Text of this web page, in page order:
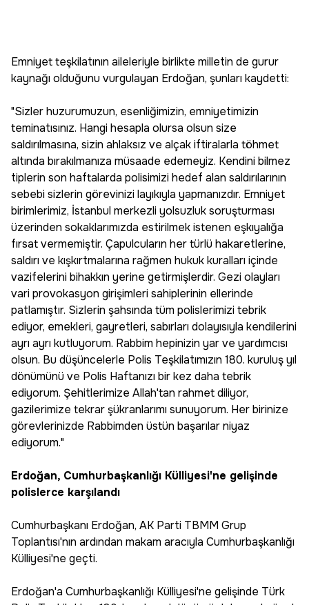
Emniyet teşkilatının aileleriyle birlikte milletin de gurur
kaynağı olduğunu vurgulayan Erdoğan, şunları kaydetti:
"Sizler huzurumuzun, esenliğimizin, emniyetimizin
teminatısınız. Hangi hesapla olursa olsun size
saldırılmasına, sizin ahlaksız ve alçak iftiralarla töhmet
altında bırakılmanıza müsaade edemeyiz. Kendini bilmez
tiplerin son haftalarda polisimizi hedef alan saldırılarının
sebebi sizlerin görevinizi layıkıyla yapmanızdır. Emniyet
birimlerimiz, İstanbul merkezli yolsuzluk soruşturması
üzerinden sokaklarımızda estirilmek istenen eşkıyalığa
fırsat vermemiştir. Çapulcuların her türlü hakaretlerine,
saldırı ve kışkırtmalarına rağmen hukuk kuralları içinde
vazifelerini bihakkın yerine getirmişlerdir. Gezi olayları
vari provokasyon girişimleri sahiplerinin ellerinde
patlamıştır. Sizlerin şahsında tüm polislerimizi tebrik
ediyor, emekleri, gayretleri, sabırları dolayısıyla kendilerini
ayrı ayrı kutluyorum. Rabbim hepinizin yar ve yardımcısı
olsun. Bu düşüncelerle Polis Teşkilatımızın 180. kuruluş yıl
dönümünü ve Polis Haftanızı bir kez daha tebrik
ediyorum. Şehitlerimize Allah'tan rahmet diliyor,
gazilerimize tekrar şükranlarımı sunuyorum. Her birinize
görevlerinizde Rabbimden üstün başarılar niyaz
ediyorum."
Erdoğan, Cumhurbaşkanlığı Külliyesi'ne gelişinde
polislerce karşılandı
Cumhurbaşkanı Erdoğan, AK Parti TBMM Grup
Toplantısı'nın ardından makam aracıyla Cumhurbaşkanlığı
Külliyesi'ne geçti.
Erdoğan'a Cumhurbaşkanlığı Külliyesi'ne gelişinde Türk